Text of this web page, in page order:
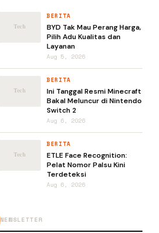
BERITA
BYD Tak Mau Perang Harga,
Pilih Adu Kualitas dan
Layanan
Aug 5, 2026
BERITA
Ini Tanggal Resmi Minecraft
Bakal Meluncur di Nintendo
Switch 2
Aug 6, 2026
BERITA
ETLE Face Recognition:
Pelat Nomor Palsu Kini
Terdeteksi
Aug 6, 2026
NEWSLETTER